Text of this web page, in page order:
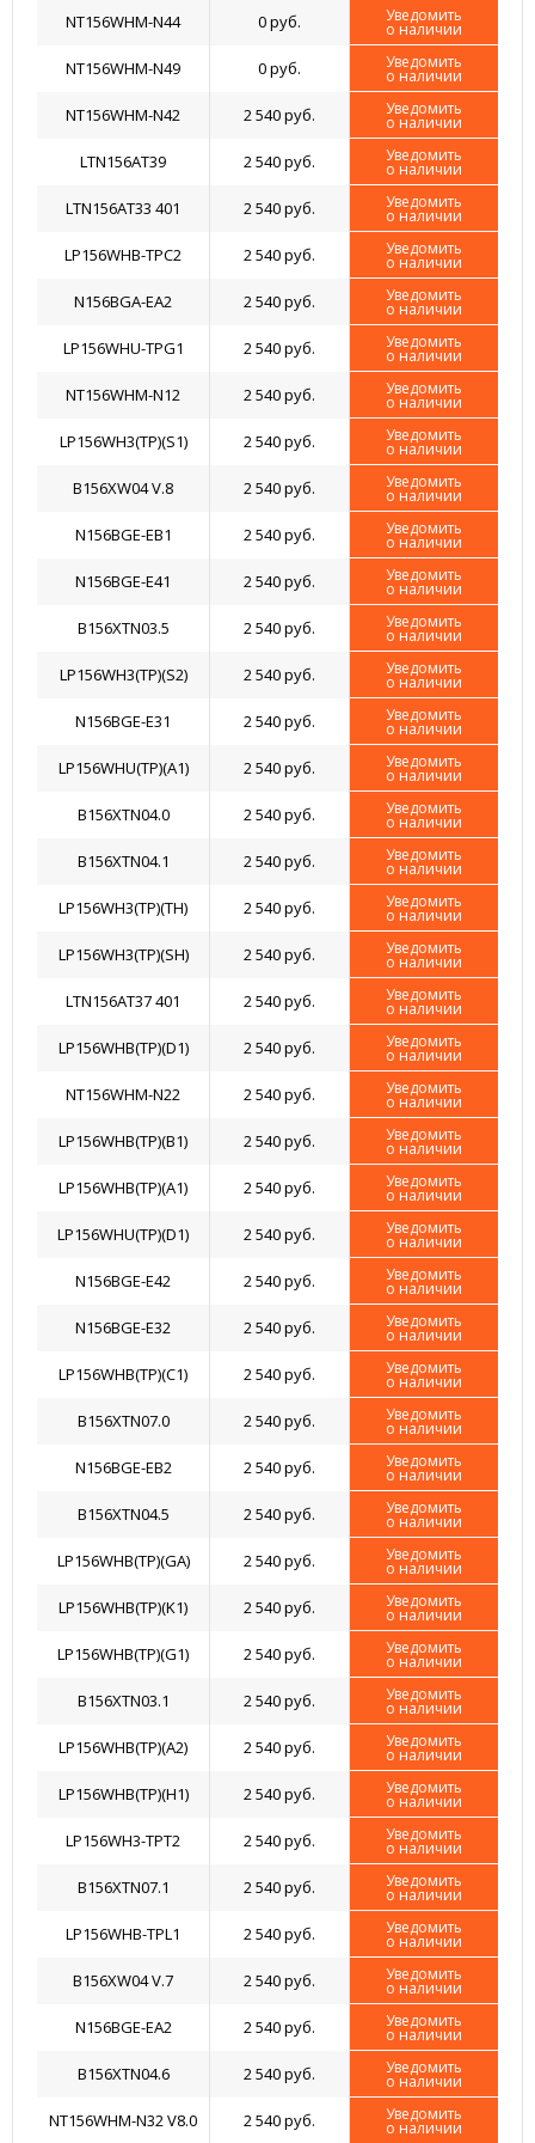
NT156WHM-N44 0 руб. Уведомить
о наличии
NT156WHM-N49 0 руб. Уведомить
о наличии
NT156WHM-N42 2 540 руб. Уведомить
о наличии
LTN156AT39 2 540 руб. Уведомить
о наличии
LTN156AT33 401 2 540 руб. Уведомить
о наличии
LP156WHB-TPC2 2 540 руб. Уведомить
о наличии
N156BGA-EA2 2 540 руб. Уведомить
о наличии
LP156WHU-TPG1 2 540 руб. Уведомить
о наличии
NT156WHM-N12 2 540 руб. Уведомить
о наличии
LP156WH3(TP)(S1) 2 540 руб. Уведомить
о наличии
B156XW04 V.8 2 540 руб. Уведомить
о наличии
N156BGE-EB1 2 540 руб. Уведомить
о наличии
N156BGE-E41 2 540 руб. Уведомить
о наличии
B156XTN03.5 2 540 руб. Уведомить
о наличии
LP156WH3(TP)(S2) 2 540 руб. Уведомить
о наличии
N156BGE-E31 2 540 руб. Уведомить
о наличии
LP156WHU(TP)(A1) 2 540 руб. Уведомить
о наличии
B156XTN04.0 2 540 руб. Уведомить
о наличии
B156XTN04.1 2 540 руб. Уведомить
о наличии
LP156WH3(TP)(TH) 2 540 руб. Уведомить
о наличии
LP156WH3(TP)(SH) 2 540 руб. Уведомить
о наличии
LTN156AT37 401 2 540 руб. Уведомить
о наличии
LP156WHB(TP)(D1) 2 540 руб. Уведомить
о наличии
NT156WHM-N22 2 540 руб. Уведомить
о наличии
LP156WHB(TP)(B1) 2 540 руб. Уведомить
о наличии
LP156WHB(TP)(A1) 2 540 руб. Уведомить
о наличии
LP156WHU(TP)(D1) 2 540 руб. Уведомить
о наличии
N156BGE-E42 2 540 руб. Уведомить
о наличии
N156BGE-E32 2 540 руб. Уведомить
о наличии
LP156WHB(TP)(C1) 2 540 руб. Уведомить
о наличии
B156XTN07.0 2 540 руб. Уведомить
о наличии
N156BGE-EB2 2 540 руб. Уведомить
о наличии
B156XTN04.5 2 540 руб. Уведомить
о наличии
LP156WHB(TP)(GA) 2 540 руб. Уведомить
о наличии
LP156WHB(TP)(K1) 2 540 руб. Уведомить
о наличии
LP156WHB(TP)(G1) 2 540 руб. Уведомить
о наличии
B156XTN03.1 2 540 руб. Уведомить
о наличии
LP156WHB(TP)(A2) 2 540 руб. Уведомить
о наличии
LP156WHB(TP)(H1) 2 540 руб. Уведомить
о наличии
LP156WH3-TPT2 2 540 руб. Уведомить
о наличии
B156XTN07.1 2 540 руб. Уведомить
о наличии
LP156WHB-TPL1 2 540 руб. Уведомить
о наличии
B156XW04 V.7 2 540 руб. Уведомить
о наличии
N156BGE-EA2 2 540 руб. Уведомить
о наличии
B156XTN04.6 2 540 руб. Уведомить
о наличии
NT156WHM-N32 V8.0 2 540 руб. Уведомить
о наличии